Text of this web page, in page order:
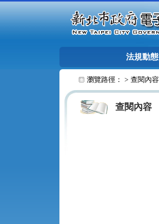
法規動態
瀏覽路徑： > 查閱內容
查閱內容